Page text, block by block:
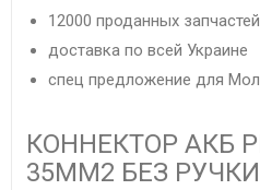
12000 проданных запчастей
доставка по всей Украине
спец предложение для
КОННЕКТОР АКБ
35ММ2 БЕЗ